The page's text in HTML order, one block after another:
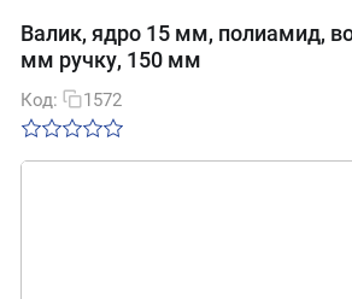
Валик, ядро 15 мм, полиамид,
мм ручку, 150 мм
Код: 1572